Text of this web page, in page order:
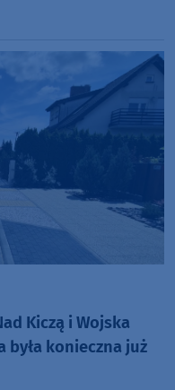
Kiczą i Wojska
była konieczna już